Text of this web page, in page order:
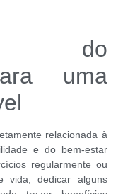
do
uma
relacionada à
e do bem-estar
regularmente ou
vida, dedicar alguns